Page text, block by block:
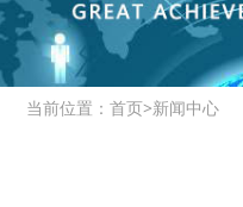
当前位置： 首页>新闻中心